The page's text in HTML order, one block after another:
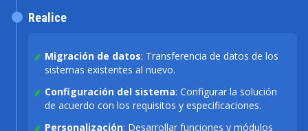
Migración de datos: Transferencia de datos de los
sistemas existentes al nuevo.
Configuración del sistema: Configurar la solución
de acuerdo con los requisitos y especificaciones.
Personalización: Desarrollar funciones y módulos
Realice